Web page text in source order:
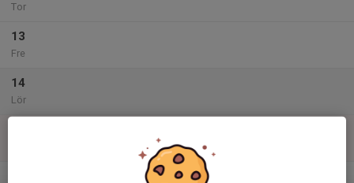
Tor
13
Fre
14
Lör
v.47